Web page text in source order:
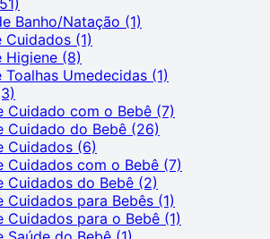
Banho/Natação (1)
Cuidados (1)
Higiene (8)
Toalhas Umedecidas (1)
Cuidado com o Bebê (7)
Cuidado do Bebê (26)
Cuidados (6)
Cuidados com o Bebê (7)
Cuidados do Bebê (2)
Cuidados para Bebês (1)
Cuidados para o Bebê (1)